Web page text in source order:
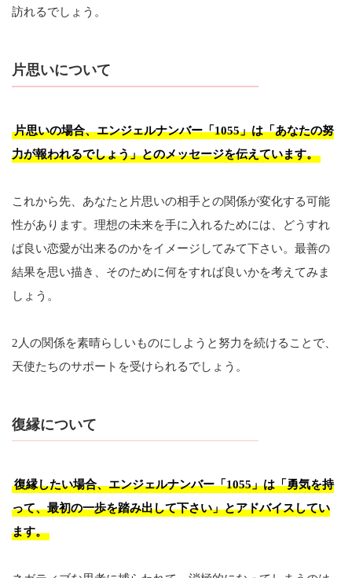
訪れるでしょう。
片思いについて
片思いの場合、エンジェルナンバー「1055」は「あなたの努
力が報われるでしょう」とのメッセージを伝えています。
これから先、あなたと片思いの相手との関係が変化する可能
性があります。理想の未来を手に入れるためには、どうすれ
ば良い恋愛が出来るのかをイメージしてみて下さい。最善の
結果を思い描き、そのために何をすれば良いかを考えてみま
しょう。
2人の関係を素晴らしいものにしようと努力を続けることで、
天使たちのサポートを受けられるでしょう。
復縁について
復縁したい場合、エンジェルナンバー「1055」は「勇気を持
って、最初の一歩を踏み出して下さい」とアドバイスしてい
ます。